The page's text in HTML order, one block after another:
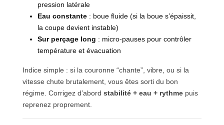
pression latérale
Eau constante : boue fluide (si la boue s’épaissit,
la coupe devient instable)
Sur perçage long : micro-pauses pour contrôler
température et évacuation
Indice simple : si la couronne “chante”, vibre, ou si la
vitesse chute brutalement, vous êtes sorti du bon
régime. Corrigez d’abord stabilité + eau + rythme puis
reprenez proprement.